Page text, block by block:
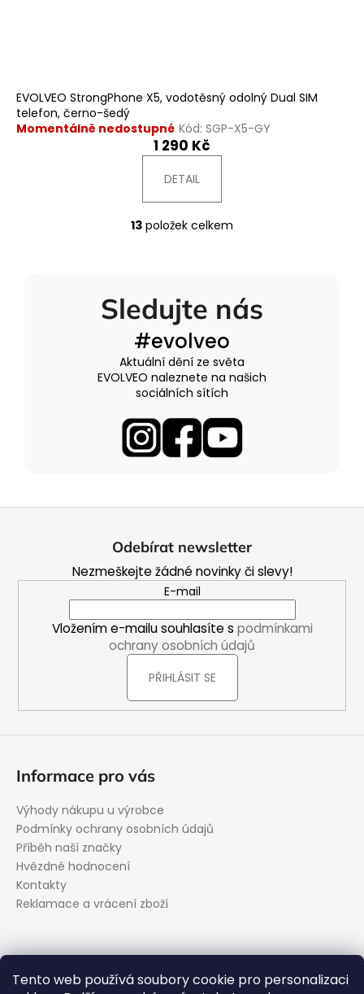
Tento web používá soubory cookie pro personalizaci
EVOLVEO StrongPhone X5, vodotěsný odolný Dual SIM
telefon, černo-šedý
Momentálně nedostupné Kód: SGP-X5-GY
1 290 Kč
DETAIL
O
d
a
c
í
p
r
k
y
u
13 položek celkem
Sledujte nás
#evolveo
Aktuální dění ze světa
EVOLVEO naleznete na našich
sociálních sítích
Odebírat newsletter
Nezmeškejte žádné novinky či slevy!
E-mail
Vložením e-mailu souhlasíte s podmínkami
ochrany osobních údajů
PŘIHLÁSIT SE
Informace pro vás
Výhody nákupu u výrobce
Podmínky ochrany osobních údajů
Příběh naší značky
Hvězdné hodnocení
Kontakty
Reklamace a vrácení zboží